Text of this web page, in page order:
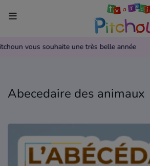
vous souhaite une très belle année
Accueil
Replay TV Pitchoun
Où regarder TV Pitchoun ?
Abecedaire des animaux